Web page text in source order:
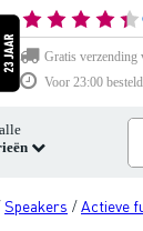
Gratis verzending
Voor 23:00
Speakers /Actieve